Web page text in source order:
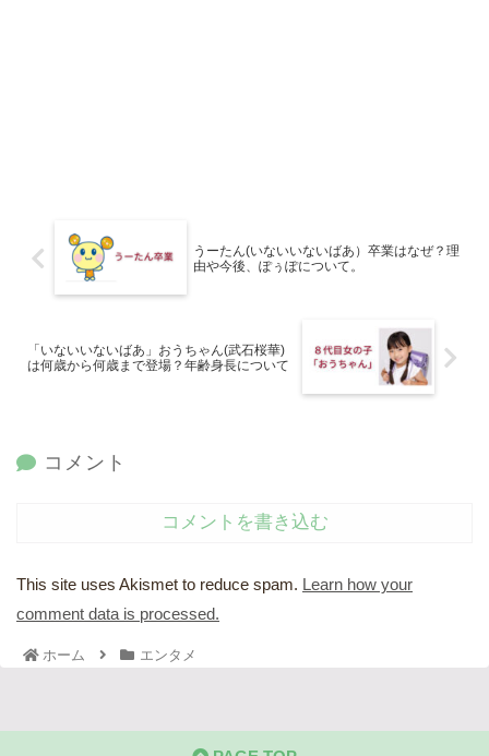
うーたん(いないいないばあ）卒業はなぜ？理
由や今後、ぽぅぽについて。
「いないいないばあ」おうちゃん(武石桜華)
は何歳から何歳まで登場？年齢身長について
コメント
コメントを書き込む
This site uses Akismet to reduce spam. Learn how your
comment data is processed.
ホーム エンタメ